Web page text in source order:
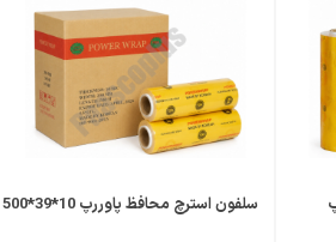
سلفون استرچ محافظ پاوررپ 10*39*500
مقایسه
علاقمندی